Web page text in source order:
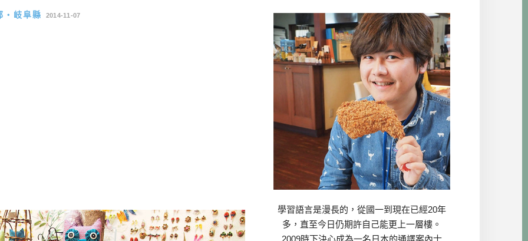
・岐阜縣 2014-11-07
學習語言是漫長的，從國一到現在已經20年
多，直至今日仍期許自己能更上一層樓。
2009時下決心成為一名日本的通譯案內士